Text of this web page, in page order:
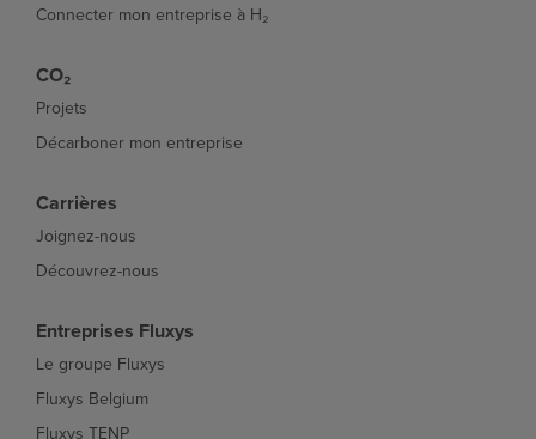
Connecter mon entreprise à H₂
CO₂
Projets
Décarboner mon entreprise
Carrières
Joignez-nous
Découvrez-nous
Entreprises Fluxys
Le groupe Fluxys
Fluxys Belgium
Fluxys TENP